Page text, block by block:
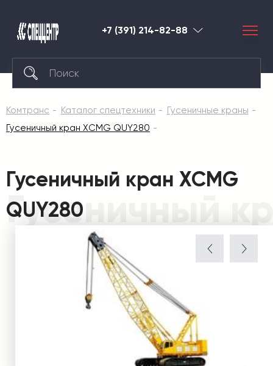
+7 (391) 214-82-88 Красноярск
Комтранс Каталог спецтехники
Гусеничные краны
Гусеничный кран XCMG QUY280
Гусеничный
Гусеничный кран XCMG
QUY280